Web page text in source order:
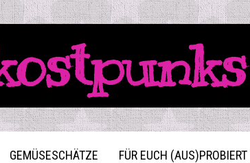
GEMÜSESCHÄTZE FÜR EUCH (AUS)PROBIERT